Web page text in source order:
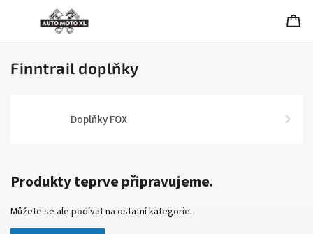
Finntrail doplňky
Doplňky FOX
Produkty teprve připravujeme.
Můžete se ale podívat na ostatní kategorie.